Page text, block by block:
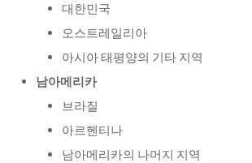
대한민국
오스트레일리아
아시아 태평양의 기타 지역
남아메리카
브라질
아르헨티나
남아메리카의 나머지 지역